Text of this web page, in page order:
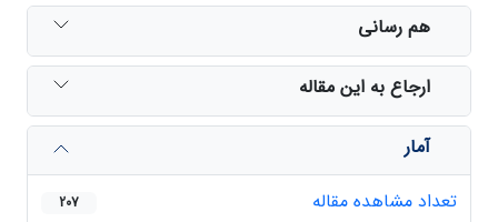
هم رسانی
ارجاع به این مقاله
آمار
تعداد مشاهده مقاله
207